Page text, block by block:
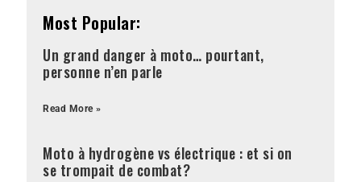
Most Popular:
Un grand danger à moto… pourtant,
personne n’en parle
Read More »
Moto à hydrogène vs électrique : et si on
se trompait de combat?